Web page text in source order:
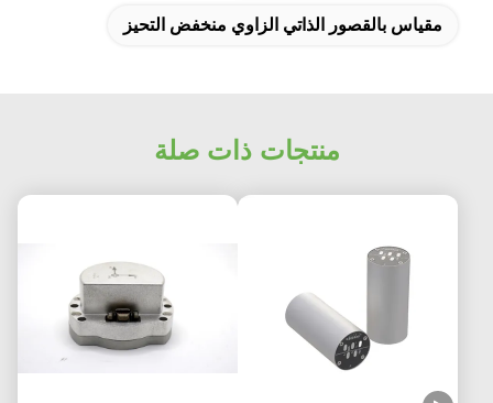
مقياس بالقصور الذاتي الزاوي منخفض التحيز
منتجات ذات صلة